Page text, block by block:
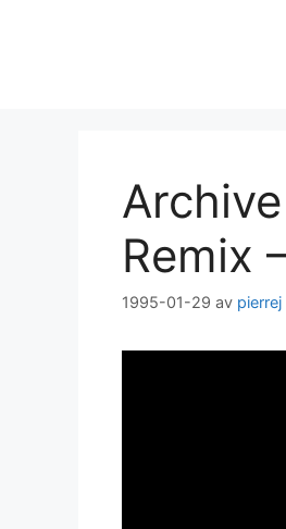
Remix
1995-01-29 av pierrej